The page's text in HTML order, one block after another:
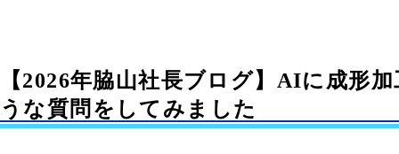
【2026年脇山社長ブログ】AIに成形
うな質問をしてみました